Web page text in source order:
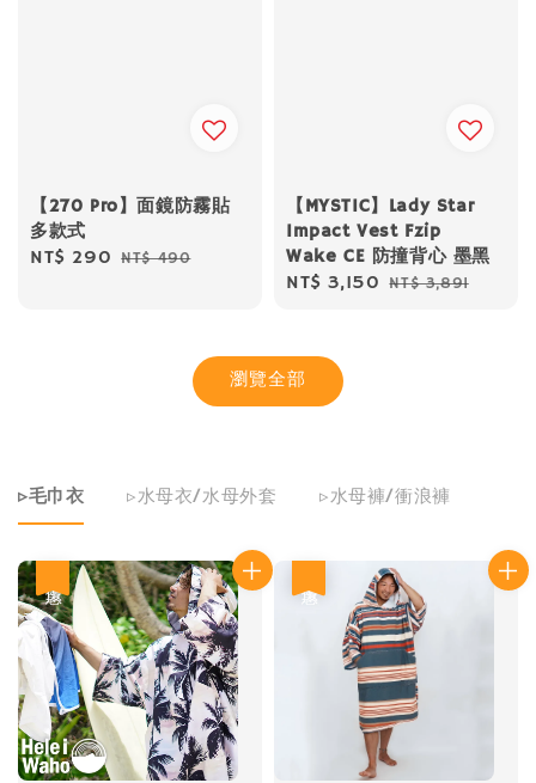
【270 Pro】面鏡防霧貼
多款式
Sale
NT$ 290 Regular
NT$ 490
【MYSTIC】Lady Star
Impact Vest Fzip
Wake CE 防撞背心 墨黑
Sale
NT$ 3,150 Regular
NT$ 3,891
瀏覽全部
▹毛巾衣 ▹水母衣/水母外套 ▹水母褲/衝浪褲